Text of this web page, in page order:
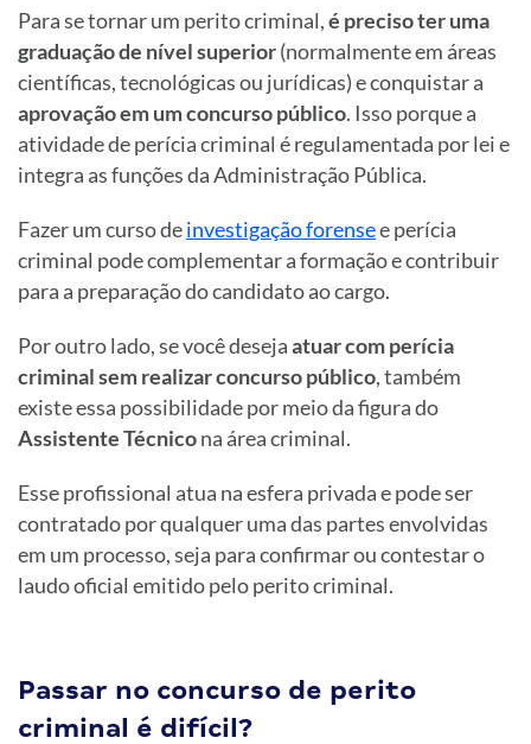
Para se tornar um perito criminal,é preciso ter uma
graduação de nível superior(normalmente em áreas
científicas, tecnológicas ou jurídicas) e conquistar a
aprovação em um concurso público. Isso porque a
atividade de perícia criminal é regulamentada por lei e
integra as funções da Administração Pública.
Fazer um curso deinvestigação forensee perícia
criminal pode complementar a formação e contribuir
para a preparação do candidato ao cargo.
Por outro lado, se você desejaatuar com perícia
criminal sem realizar concurso público, também
existe essa possibilidade por meio da figura do
Assistente Técnicona área criminal.
Esse profissional atua na esfera privada e pode ser
contratado por qualquer uma das partes envolvidas
em um processo, seja para confirmar ou contestar o
laudo oficial emitido pelo perito criminal.
Passar no concurso de perito
criminal é difícil?